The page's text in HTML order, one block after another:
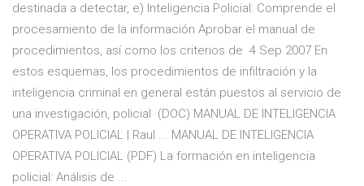
destinada a detectar, e) Inteligencia Policial: Comprende el
procesamiento de la información Aprobar el manual de
procedimientos, así como los criterios de 4 Sep 2007 En
estos esquemas, los procedimientos de infiltración y la
inteligencia criminal en general están puestos al servicio de
una investigación, policial (DOC) MANUAL DE INTELIGENCIA
OPERATIVA POLICIAL | Raul ... MANUAL DE INTELIGENCIA
OPERATIVA POLICIAL (PDF) La formación en inteligencia
policial: Análisis de ...